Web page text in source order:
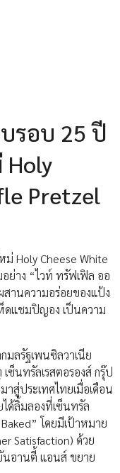
รอบ 25 ปี
Holy
Pretzel
Holy Cheese White
ย่าง “ไวท์ ทรัฟเฟิล ออ
านความอร่อยของแป้ง
ดแชมปิญอง เป็นความ
มลรัฐเพนซิลวาเนีย
ซ็นทรัลเรสตอรองส์ กรุ๊ป
าสู่ประเทศไทยเมื่อเดือน
ด้ลิ้มลองที่เซ็นทรัล
โดยมีเป้าหมาย
Satisfaction) ด้วย
อานตี้ แอนส์ ขยาย